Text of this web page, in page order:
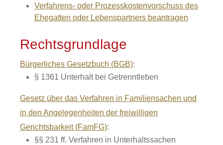
Verfahrens- oder Prozesskostenvorschuss des
Ehegatten oder Lebenspartners beantragen
Rechtsgrundlage
Bürgerliches Gesetzbuch (BGB):
§ 1361 Unterhalt bei Getrenntleben
Gesetz über das Verfahren in Familiensachen und
in den Angelegenheiten der freiwilligen
Gerichtsbarkeit (FamFG):
§§ 231 ff. Verfahren in Unterhaltssachen